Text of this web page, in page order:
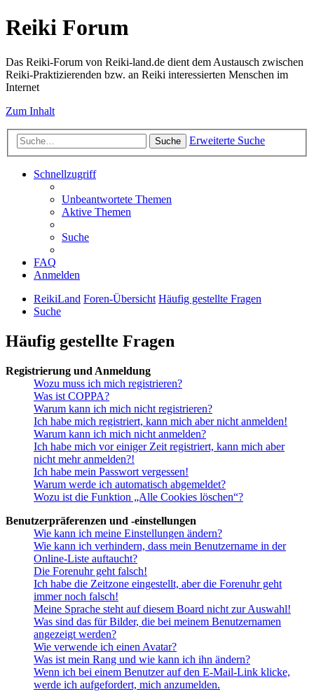
Reiki Forum
Das Reiki-Forum von Reiki-land.de dient dem Austausch zwischen
Reiki-Praktizierenden bzw. an Reiki interessierten Menschen im
Internet
Zum Inhalt
Suche Erweiterte Suche
Schnellzugriff
Unbeantwortete Themen
Aktive Themen
Suche
FAQ
Anmelden
ReikiLand Foren-Übersicht Häufig gestellte Fragen
Suche
Häufig gestellte Fragen
Registrierung und Anmeldung
Wozu muss ich mich registrieren?
Was ist COPPA?
Warum kann ich mich nicht registrieren?
Ich habe mich registriert, kann mich aber nicht anmelden!
Warum kann ich mich nicht anmelden?
Ich habe mich vor einiger Zeit registriert, kann mich aber
nicht mehr anmelden?!
Ich habe mein Passwort vergessen!
Warum werde ich automatisch abgemeldet?
Wozu ist die Funktion „Alle Cookies löschen“?
Benutzerpräferenzen und -einstellungen
Wie kann ich meine Einstellungen ändern?
Wie kann ich verhindern, dass mein Benutzername in der
Online-Liste auftaucht?
Die Forenuhr geht falsch!
Ich habe die Zeitzone eingestellt, aber die Forenuhr geht
immer noch falsch!
Meine Sprache steht auf diesem Board nicht zur Auswahl!
Was sind das für Bilder, die bei meinem Benutzernamen
angezeigt werden?
Wie verwende ich einen Avatar?
Was ist mein Rang und wie kann ich ihn ändern?
Wenn ich bei einem Benutzer auf den E-Mail-Link klicke,
werde ich aufgefordert, mich anzumelden.